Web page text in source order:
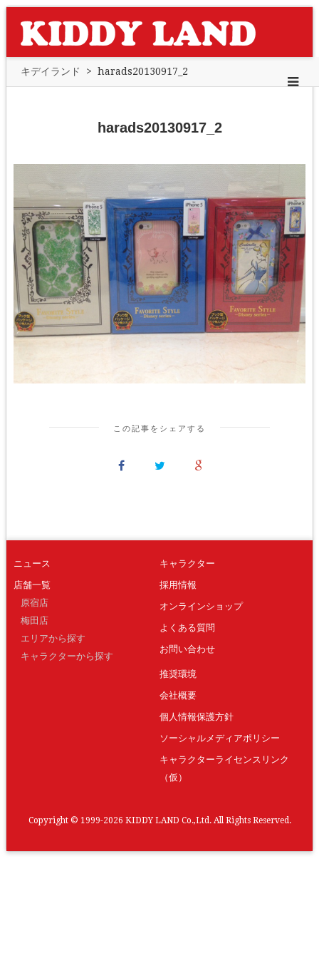
キデイランド > harads20130917_2
harads20130917_2
この記事をシェアする
ニュース
店舗一覧
原宿店
梅田店
エリアから探す
キャラクターから探す
キャラクター
採用情報
オンラインショップ
よくある質問
お問い合わせ
推奨環境
会社概要
個人情報保護方針
ソーシャルメディアポリシー
キャラクターライセンスリンク
（仮）
Copyright © 1999-2026 KIDDY LAND Co.,Ltd. All Rights Reserved.